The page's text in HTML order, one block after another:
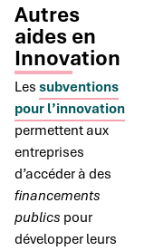
Autres
aides en
Innovation
Les subventions
pour l’innovation
permettent aux
entreprises
d’accéder à des
financements
publics pour
développer leurs